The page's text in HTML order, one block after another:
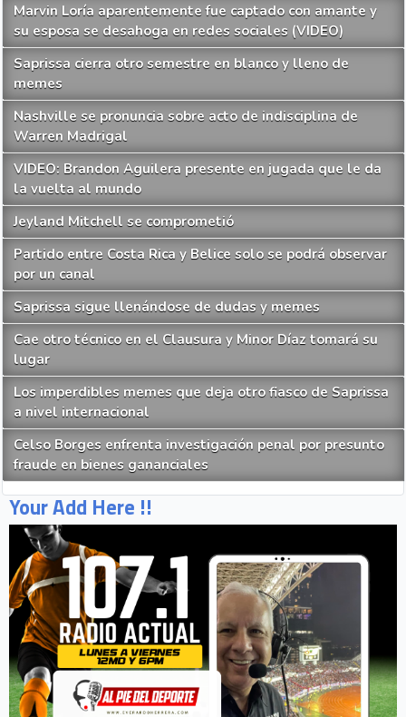
Marvin Loría aparentemente fue captado con amante y
su esposa se desahoga en redes sociales (VIDEO)
Saprissa cierra otro semestre en blanco y lleno de
memes
Nashville se pronuncia sobre acto de indisciplina de
Warren Madrigal
VIDEO: Brandon Aguilera presente en jugada que le da
la vuelta al mundo
Jeyland Mitchell se comprometió
Partido entre Costa Rica y Belice solo se podrá observar
por un canal
Saprissa sigue llenándose de dudas y memes
Cae otro técnico en el Clausura y Minor Díaz tomará su
lugar
Los imperdibles memes que deja otro fiasco de Saprissa
a nivel internacional
Celso Borges enfrenta investigación penal por presunto
fraude en bienes gananciales
Your Add Here !!